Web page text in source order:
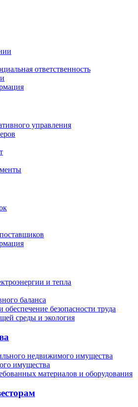
ответственность
управления
и тепла
баланса
обеспечение безопасности труда
среды и экология
недвижимого имущества
имущества
материалов и оборудования